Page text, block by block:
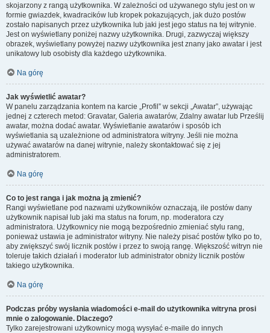
skojarzony z rangą użytkownika. W zależności od używanego stylu jest on w
formie gwiazdek, kwadracików lub kropek pokazujących, jak dużo postów
zostało napisanych przez użytkownika lub jaki jest jego status na tej witrynie.
Jest on wyświetlany poniżej nazwy użytkownika. Drugi, zazwyczaj większy
obrazek, wyświetlany powyżej nazwy użytkownika jest znany jako awatar i jest
unikatowy lub osobisty dla każdego użytkownika.
Na górę
Jak wyświetlić awatar?
W panelu zarządzania kontem na karcie „Profil” w sekcji „Awatar”, używając
jednej z czterech metod: Gravatar, Galeria awatarów, Zdalny awatar lub Prześlij
awatar, można dodać awatar. Wyświetlanie awatarów i sposób ich
wyświetlania są uzależnione od administratora witryny. Jeśli nie można
używać awatarów na danej witrynie, należy skontaktować się z jej
administratorem.
Na górę
Co to jest ranga i jak można ją zmienić?
Rangi wyświetlane pod nazwami użytkowników oznaczają, ile postów dany
użytkownik napisał lub jaki ma status na forum, np. moderatora czy
administratora. Użytkownicy nie mogą bezpośrednio zmieniać stylu rang,
ponieważ ustawia je administrator witryny. Nie należy pisać postów tylko po to,
aby zwiększyć swój licznik postów i przez to swoją rangę. Większość witryn nie
toleruje takich działań i moderator lub administrator obniży licznik postów
takiego użytkownika.
Na górę
Podczas próby wysłania wiadomości e-mail do użytkownika witryna prosi
mnie o zalogowanie. Dlaczego?
Tylko zarejestrowani użytkownicy mogą wysyłać e-maile do innych